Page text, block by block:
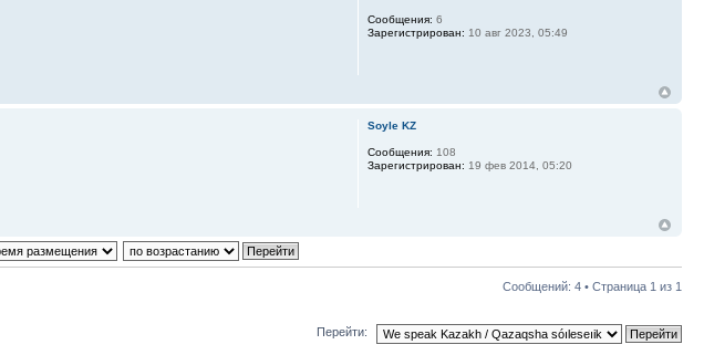
Сообщения: 6
Зарегистрирован: 10 авг 2023, 05:49
Soyle KZ
Сообщения: 108
Зарегистрирован: 19 фев 2014, 05:20
Сообщений: 4 • Страница 1 из 1
Перейти: